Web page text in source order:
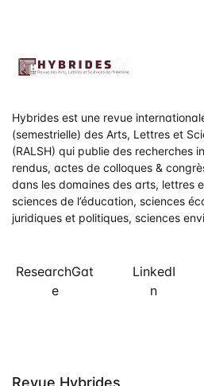
Hybrides est une revue
(semestrielle) des Arts, Lettres et
(RALSH) qui publie des recherches
rendus, actes de colloques &
dans les domaines des arts, lettres
sciences de l’éducation, sciences
juridiques et politiques, sciences
ResearchGat
e
LinkedI
n
Revue Hybrides